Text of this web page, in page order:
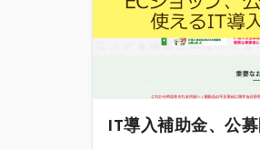
IT導入補助金、公